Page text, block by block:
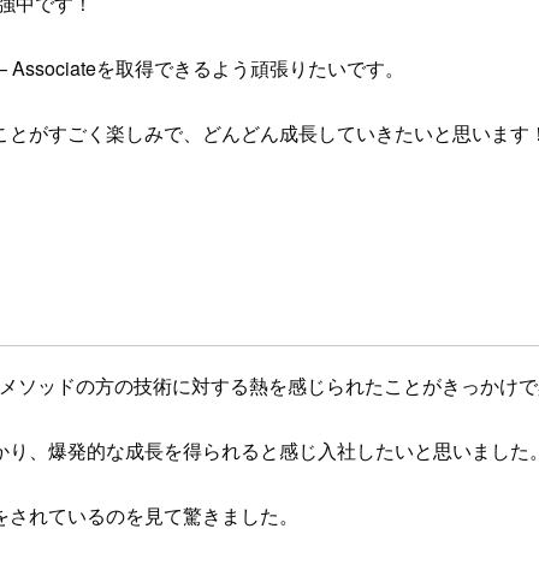
を取得できるよう頑張りたいです。
がすごく楽しみで、どんどん成長していきたいと思います！
ソッドの方の技術に対する熱を感じられたことがきっかけで
、爆発的な成長を得られると感じ入社したいと思いました。
れているのを見て驚きました。